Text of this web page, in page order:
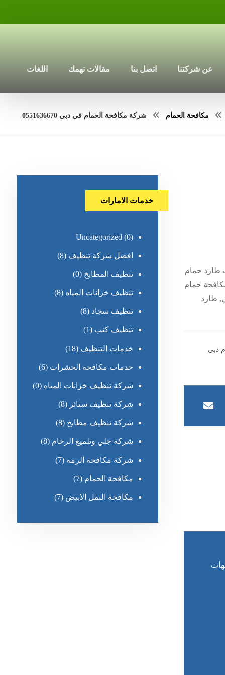
عن شركتنا اتصل بنا مقالات تهمك اللغات
مكافحة الحمام شركة مكافحة الحمام في دبي 0551636670
طارد حمام
حمام
طارد
دبي
خدمات الامارات
Uncategorized (0)
افضل شركة تنظيف (8)
تنظيف المطابخ (0)
تنظيف خزانات المياه (8)
تنظيف سجاد (8)
تنظيف كنب (1)
خدمات التنظيف (18)
خدمات مكافحة الحشرات (6)
شركة تنظيف خزانات المياه (0)
شركة تنظيف ستائر (8)
شركة تنظيف مطابخ (8)
شركة جلي وتلميع الرخام (8)
شركة مكافحة الرمة (7)
مكافحة الحمام (7)
مكافحة النمل الابيض (7)